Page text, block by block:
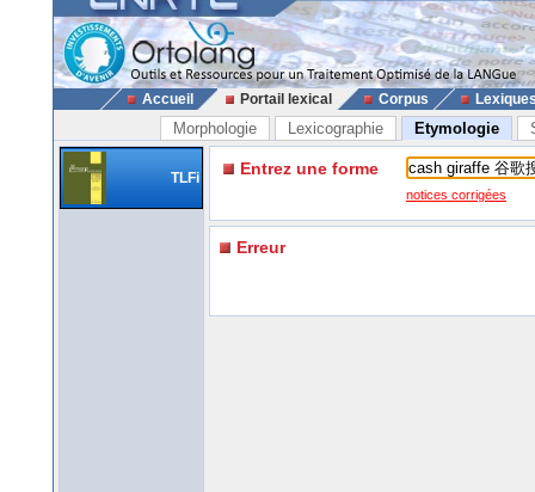
Accueil Portail lexical Corpus
Morphologie Lexicographie Etymologie
TLFi Entrez une forme
notices corrigées
Erreur